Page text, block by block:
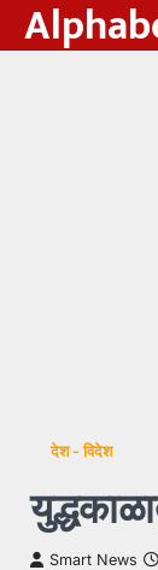
Skip
देश - विदेश
Smart News